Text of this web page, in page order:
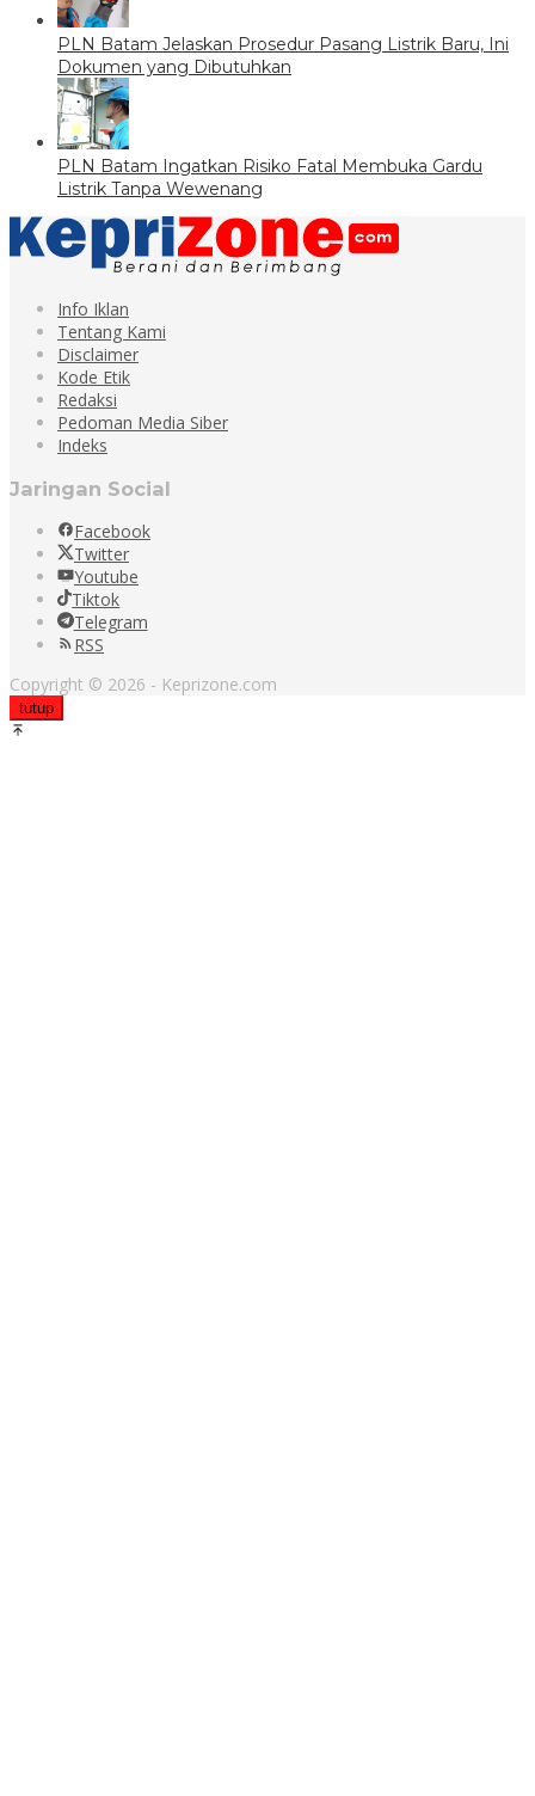
PLN Batam Jelaskan Prosedur Pasang Listrik Baru, Ini
Dokumen yang Dibutuhkan
PLN Batam Ingatkan Risiko Fatal Membuka Gardu
Listrik Tanpa Wewenang
Info Iklan
Tentang Kami
Disclaimer
Kode Etik
Redaksi
Pedoman Media Siber
Indeks
Jaringan Social
Facebook
Twitter
Youtube
Tiktok
Telegram
RSS
Copyright © 2026 - Keprizone.com
tutup